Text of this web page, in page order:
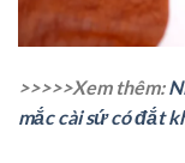
>>>>>Xem thêm:
mắc cài sứ có đắt